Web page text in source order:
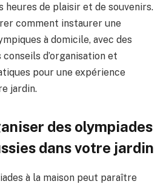
heures de plaisir et de souvenirs.
comment instaurer une
à domicile, avec des
conseils d’organisation et
pour une expérience
jardin.
des olympiades
dans votre jardin
à la maison peut paraître